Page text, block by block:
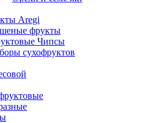
Aregi
фрукты
Чипсы
сухофруктов